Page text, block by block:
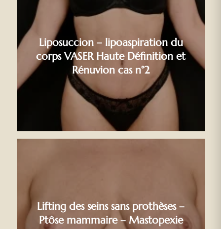
Liposuccion – lipoaspiration du
corps VASER Haute Définition et
Rénuvion cas n°2
Lifting des seins sans prothèses –
Ptôse mammaire – Mastopexie